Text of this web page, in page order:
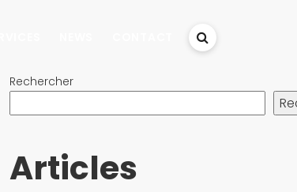
Rechercher
Articles